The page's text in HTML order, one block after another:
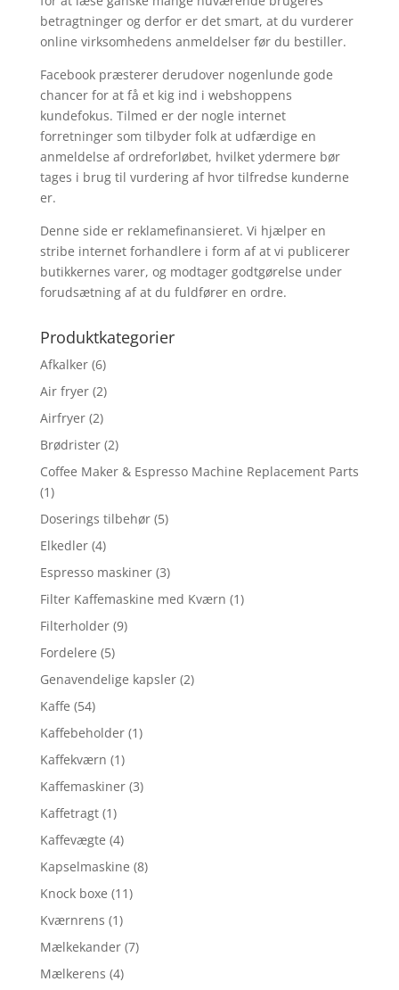
betragtninger og derfor er det smart, at du vurderer
online virksomhedens anmeldelser før du bestiller.
Facebook præsterer derudover nogenlunde gode
chancer for at få et kig ind i webshoppens
kundefokus. Tilmed er der nogle internet
forretninger som tilbyder folk at udfærdige en
anmeldelse af ordreforløbet, hvilket ydermere bør
tages i brug til vurdering af hvor tilfredse kunderne
er.
Denne side er reklamefinansieret. Vi hjælper en
stribe internet forhandlere i form af at vi publicerer
butikkernes varer, og modtager godtgørelse under
forudsætning af at du fuldfører en ordre.
Produktkategorier
Afkalker (6)
Air fryer (2)
Airfryer (2)
Brødrister (2)
Coffee Maker & Espresso Machine Replacement Parts
(1)
Doserings tilbehør (5)
Elkedler (4)
Espresso maskiner (3)
Filter Kaffemaskine med Kværn (1)
Filterholder (9)
Fordelere (5)
Genavendelige kapsler (2)
Kaffe (54)
Kaffebeholder (1)
Kaffekværn (1)
Kaffemaskiner (3)
Kaffetragt (1)
Kaffevægte (4)
Kapselmaskine (8)
Knock boxe (11)
Kværnrens (1)
Mælkekander (7)
Mælkerens (4)